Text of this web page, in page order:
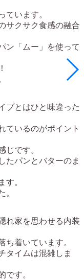
ています。
サクサク食感の融合
ン「ムー」を使って
プとはひと味違った
ているのがポイント
じです。
たパンとバターのま
す。
。
れ家を思わせる内装
ち着いています。
タイムは混雑しま
です。